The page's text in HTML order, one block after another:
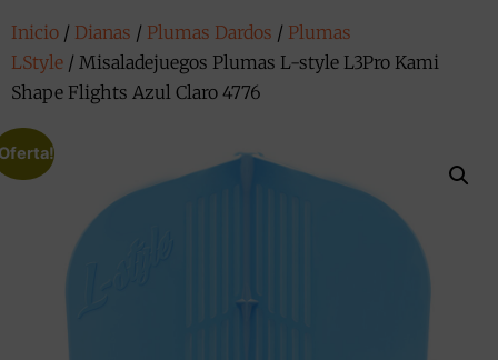
Inicio / Dianas / Plumas Dardos / Plumas
LStyle / Misaladejuegos Plumas L-style L3Pro Kami
Shape Flights Azul Claro 4776